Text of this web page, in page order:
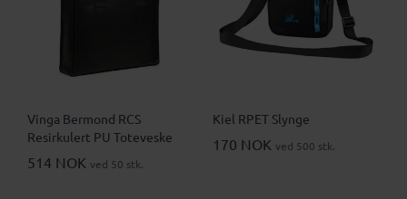
Vinga Bermond RCS
Resirkulert PU Toteveske
514 NOK ved 50 stk.
Kiel RPET Slynge
170 NOK ved 500 stk.